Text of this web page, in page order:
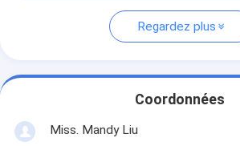
Regardez plus
Coordonnées
Miss. Mandy Liu